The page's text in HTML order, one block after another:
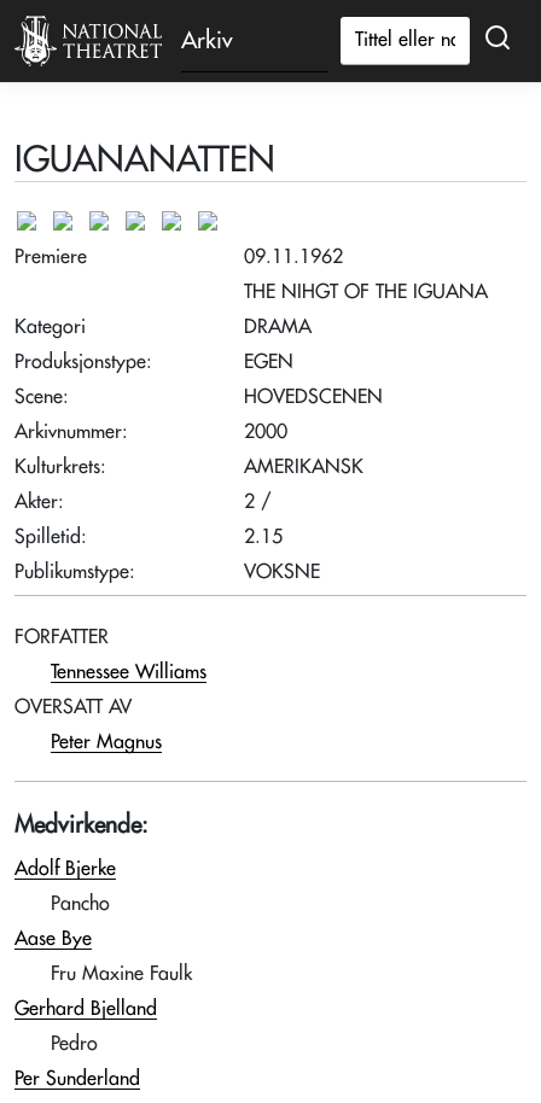
Arkiv
IGUANANATTEN
Premiere
09.11.1962
THE NIHGT OF THE IGUANA
Kategori
DRAMA
Produksjonstype:
EGEN
Scene:
HOVEDSCENEN
Arkivnummer:
2000
Kulturkrets:
AMERIKANSK
Akter:
2 /
Spilletid:
2.15
Publikumstype:
VOKSNE
FORFATTER
Tennessee Williams
OVERSATT AV
Peter Magnus
Medvirkende:
Adolf Bjerke
Pancho
Aase Bye
Fru Maxine Faulk
Gerhard Bjelland
Pedro
Per Sunderland